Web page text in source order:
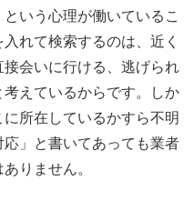
いう心理が働いているこ
れて検索するのは、近く
会いに行ける、逃げられ
えているからです。しか
所在しているかすら不明
」と書いてあっても業者
りません。